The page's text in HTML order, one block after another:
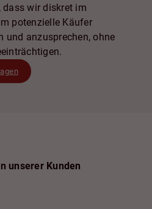
dass wir diskret im
potenzielle Käufer
und anzusprechen, ohne
unserer Kunden